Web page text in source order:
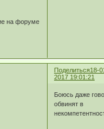
Поделиться18-
2017 19:01:21
Боюсь даже
обвинят в